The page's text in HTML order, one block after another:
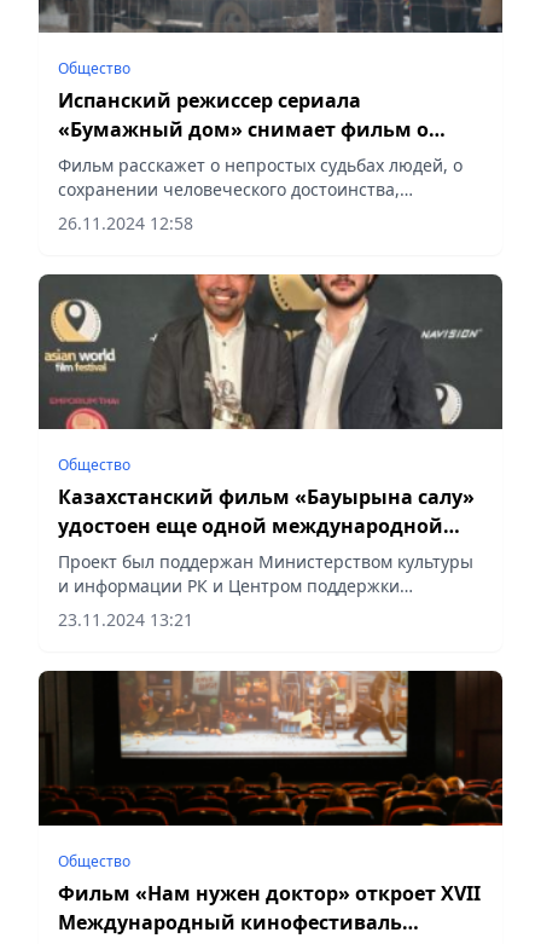
Общество
Испанский режиссер сериала
«Бумажный дом» снимает фильм о
Карлаге
Фильм расскажет о непростых судьбах людей, о
сохранении человеческого достоинства,
сообщает Vecher.kz.
26.11.2024 12:58
Общество
Казахстанский фильм «Бауырына салу»
удостоен еще одной международной
награды
Проект был поддержан Министерством культуры
и информации РК и Центром поддержки
национального кино, сообщает Vecher.kz.
23.11.2024 13:21
Общество
Фильм «Нам нужен доктор» откроет XVII
Международный кинофестиваль